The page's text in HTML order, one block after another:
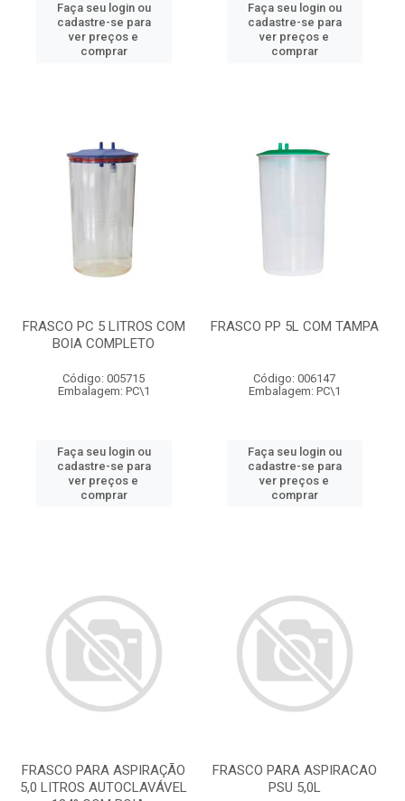
Faça seu login ou
cadastre-se para
ver preços e
comprar
Faça seu login ou
cadastre-se para
ver preços e
comprar
FRASCO PC 5 LITROS COM
BOIA COMPLETO
Código: 005715
Embalagem: PC\1
Faça seu login ou
cadastre-se para
ver preços e
comprar
FRASCO PP 5L COM TAMPA
Código: 006147
Embalagem: PC\1
Faça seu login ou
cadastre-se para
ver preços e
comprar
FRASCO PARA ASPIRAÇÃO
5,0 LITROS AUTOCLAVÁVEL
FRASCO PARA ASPIRACAO
PSU 5,0L